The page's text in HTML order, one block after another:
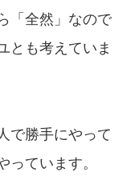
「全然」なので
とも考えていま
で勝手にやって
っています。